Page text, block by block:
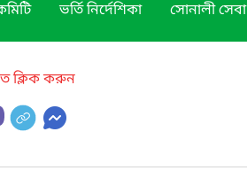
ভর্তি নির্দেশিকা সোনালী সেবা
ক্লিক করুন